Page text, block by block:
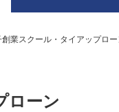
創業スクール・タイアップロー
ローン